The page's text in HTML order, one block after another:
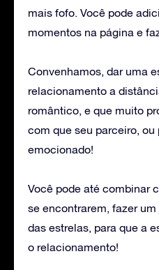
mais fofo. Você pode
momentos na página e
Convenhamos, dar uma
relacionamento a
romântico, e que muito
com que seu parceiro, ou
emocionado!
Você pode até combinar
se encontrarem, fazer
das estrelas, para que a
o relacionamento!